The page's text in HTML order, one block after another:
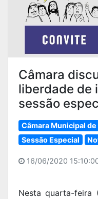
Câmara
liberdade de
sessão
Câmara Municipal
Sessão Especial
16/06/2020
Nesta quarta-feira